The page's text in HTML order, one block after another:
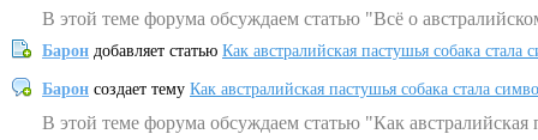
В этой теме форума обсуждаем статью "Всё о
Барон добавляет статью Как австралийская пастушья собака
Барон создает тему Как австралийская пастушья собака стала
В этой теме форума обсуждаем статью "Как